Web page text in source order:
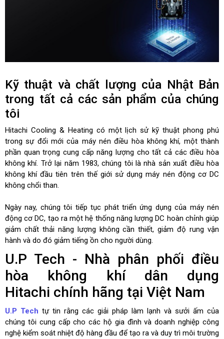
Kỹ thuật và chất lượng của Nhật Bản
trong tất cả các sản phẩm của chúng
tôi
Hitachi Cooling & Heating có một lịch sử kỹ thuật phong phú
trong sự đổi mới của máy nén điều hòa không khí, một thành
phần quan trọng cung cấp năng lượng cho tất cả các điều hòa
không khí. Trở lại năm 1983, chúng tôi là nhà sản xuất điều hòa
không khí đầu tiên trên thế giới sử dụng máy nén động cơ DC
không chổi than.
Ngày nay, chúng tôi tiếp tục phát triển ứng dụng của máy nén
động cơ DC, tạo ra một hệ thống năng lượng DC hoàn chỉnh giúp
giảm chất thải năng lượng không cần thiết, giảm độ rung vận
hành và do đó giảm tiếng ồn cho người dùng.
U.P Tech - Nhà phân phối điều
hòa không khí dân dụng
Hitachi chính hãng tại Việt Nam
U.P Tech tự tin rằng các giải pháp làm lạnh và sưởi ấm của
chúng tôi cung cấp cho các hộ gia đình và doanh nghiệp công
nghệ kiểm soát nhiệt độ hàng đầu để tạo ra và duy trì môi trường